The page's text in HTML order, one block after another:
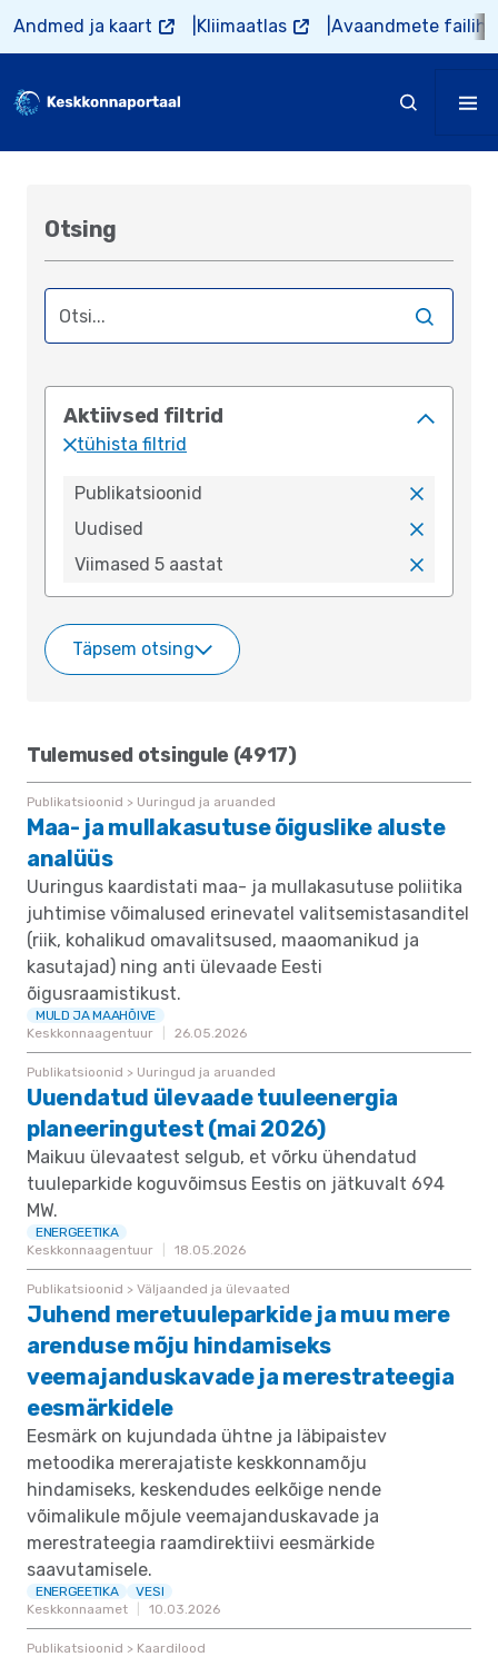
Liigu edasi põhisisu juurde
Andmed ja kaart Kliimaatlas Avaandmete
Otsing
Aktiivsed filtrid
tühista filtrid
Publikatsioonid
x
Uudised
x
Viimased 5 aastat
x
Täpsem otsing
Tulemused otsingule (4917)
Publikatsioonid > Uuringud ja aruanded
Maa- ja mullakasutuse õiguslike aluste
analüüs
Uuringus kaardistati maa- ja mullakasutuse poliitika
juhtimise võimalused erinevatel valitsemistasanditel
(riik, kohalikud omavalitsused, maaomanikud ja
kasutajad) ning anti ülevaade Eesti
õigusraamistikust.
MULD JA MAAHÕIVE
Keskkonnaagentuur
26.05.2026
Publikatsioonid > Uuringud ja aruanded
Uuendatud ülevaade tuuleenergia
planeeringutest (mai 2026)
Maikuu ülevaatest selgub, et võrku ühendatud
tuuleparkide koguvõimsus Eestis on jätkuvalt 694
MW.
ENERGEETIKA
Keskkonnaagentuur
18.05.2026
Publikatsioonid > Väljaanded ja ülevaated
Juhend meretuuleparkide ja muu mere
arenduse mõju hindamiseks
veemajanduskavade ja merestrateegia
eesmärkidele
Eesmärk on kujundada ühtne ja läbipaistev
metoodika mererajatiste keskkonnamõju
hindamiseks, keskendudes eelkõige nende
võimalikule mõjule veemajanduskavade ja
merestrateegia raamdirektiivi eesmärkide
saavutamisele.
ENERGEETIKA
VESI
Keskkonnaamet
10.03.2026
Publikatsioonid > Kaardilood